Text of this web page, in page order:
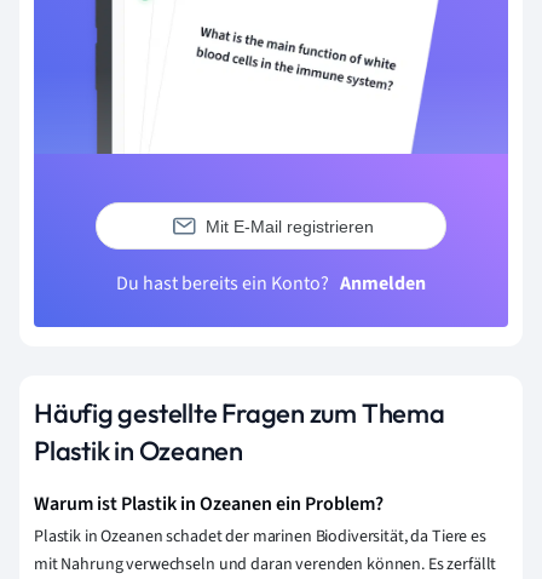
Mit E-Mail registrieren
Du hast bereits ein Konto? Anmelden
Häufig gestellte Fragen zum Thema
Plastik in Ozeanen
Warum ist Plastik in Ozeanen ein Problem?
Plastik in Ozeanen schadet der marinen Biodiversität, da Tiere es
mit Nahrung verwechseln und daran verenden können. Es zerfällt